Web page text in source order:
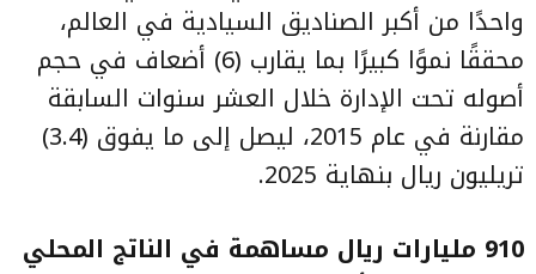
واحدًا من أكبر الصناديق السيادية في العالم،
محققًا نموًا كبيرًا بما يقارب (6) أضعاف في حجم
أصوله تحت الإدارة خلال العشر سنوات السابقة
مقارنة في عام 2015، ليصل إلى ما يفوق (3.4)
تريليون ريال بنهاية 2025.
910 مليارات ريال مساهمة في الناتج المحلي